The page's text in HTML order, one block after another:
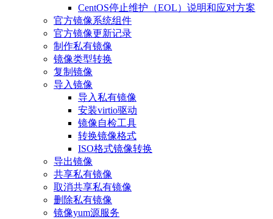
CentOS停止维护（EOL）说明和应对方案
官方镜像系统组件
官方镜像更新记录
制作私有镜像
镜像类型转换
复制镜像
导入镜像
导入私有镜像
安装virtio驱动
镜像自检工具
转换镜像格式
ISO格式镜像转换
导出镜像
共享私有镜像
取消共享私有镜像
删除私有镜像
镜像yum源服务